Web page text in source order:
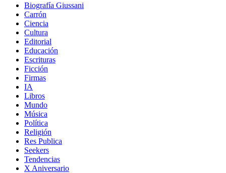
Biografía Giussani
Carrón
Ciencia
Cultura
Editorial
Educación
Escrituras
Ficción
Firmas
IA
Libros
Mundo
Música
Política
Religión
Res Publica
Seekers
Tendencias
X Aniversario